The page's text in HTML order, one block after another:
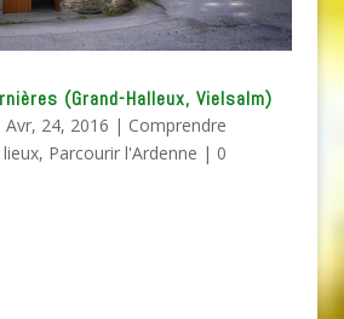
(Grand-Halleux, Vielsalm)
Avr, 24, 2016 | Comprendre
lieux, Parcourir l'Ardenne | 0